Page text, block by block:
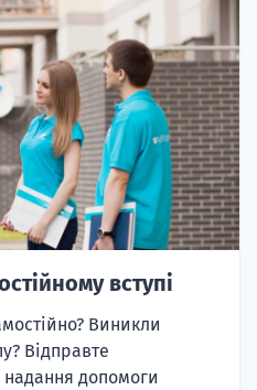
вступі
Виникли
Відправте
допомоги